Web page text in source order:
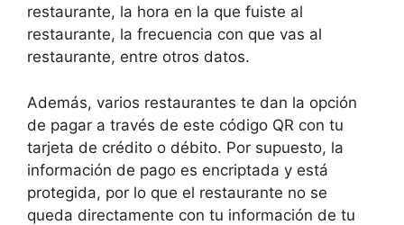
restaurante, la hora en la que fuiste al
restaurante, la frecuencia con que vas al
restaurante, entre otros datos.
Además, varios restaurantes te dan la opción
de pagar a través de este código QR con tu
tarjeta de crédito o débito. Por supuesto, la
información de pago es encriptada y está
protegida, por lo que el restaurante no se
queda directamente con tu información de tu